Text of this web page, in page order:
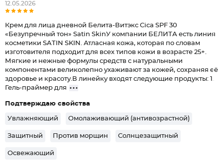
12.05.2026
Крем для лица дневной Белита-Витэкс Cica SPF 30
«Безупречный тон» Satin SkinУ компании БЕЛИТА есть линия
косметики SATIN SKIN. Атласная кожа, которая по словам
изготовителя подходит для всех типов кожи в возрасте 25+.
Мягкие и нежные формулы средств с натуральными
компонентами великолепно ухаживают за кожей, сохраняя её
здоровье и красоту.В линейку входят следующие продукты: 1.
Гель-праймер для
Подтверждаю свойства
Увлажняющий Омолаживающий (антивозрастной)
Защитный Против морщин Солнцезащитный
Освежающий